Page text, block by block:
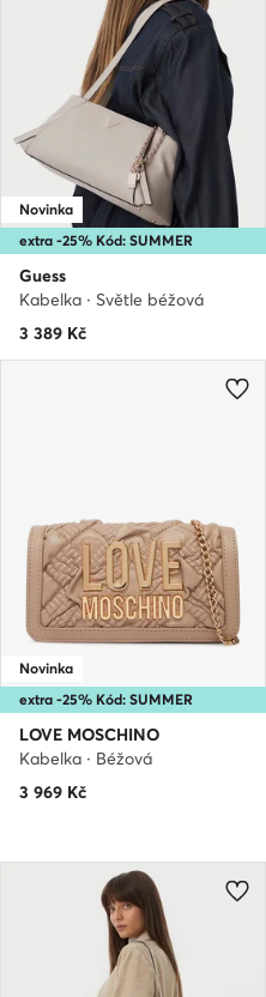
extra -25% Kód: SUMMER
Novinka
Guess
Kabelka · Světle béžová
3 389 Kč
extra -25% Kód: SUMMER
Novinka
LOVE MOSCHINO
Kabelka · Béžová
3 969 Kč